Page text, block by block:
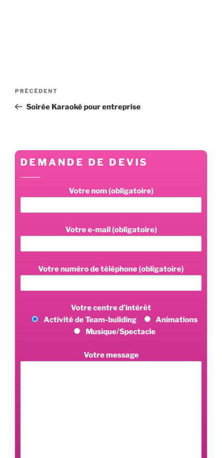
Navigation
l’article
Article
précédent
PRÉCÉDENT
Soirée Karaoké pour entreprise
DEMANDE DE DEVIS
Votre nom (obligatoire)
Votre e-mail (obligatoire)
Votre numéro de téléphone (obligatoire)
Votre centre d’intérêt
Activité de Team-building
Animations
Musique/Spectacle
Votre message